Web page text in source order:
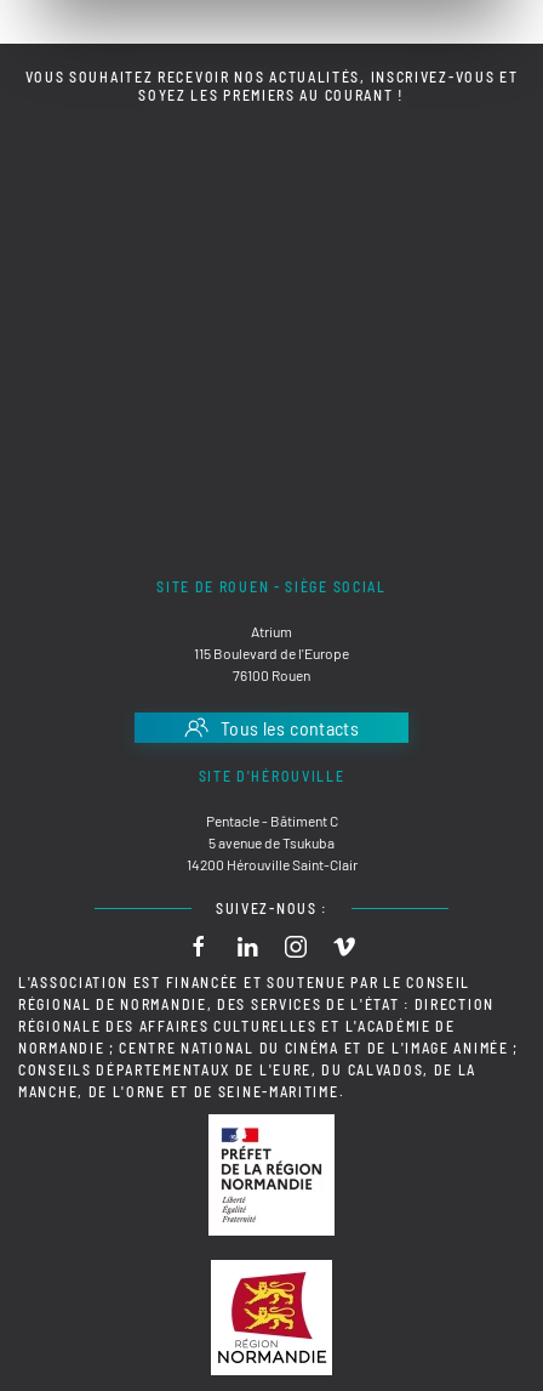
VOUS SOUHAITEZ RECEVOIR NOS ACTUALITÉS, INSCRIVEZ-VOUS ET
SOYEZ LES PREMIERS AU COURANT !
SITE DE ROUEN - SIÈGE SOCIAL
Atrium
115 Boulevard de l'Europe
76100 Rouen
Tous les contacts
SITE D'HÉROUVILLE
Pentacle - Bâtiment C
5 avenue de Tsukuba
14200 Hérouville Saint-Clair
SUIVEZ-NOUS :
L'ASSOCIATION EST FINANCÉE ET SOUTENUE PAR LE CONSEIL
RÉGIONAL DE NORMANDIE, DES SERVICES DE L'ÉTAT : DIRECTION
RÉGIONALE DES AFFAIRES CULTURELLES ET L'ACADÉMIE DE
NORMANDIE ; CENTRE NATIONAL DU CINÉMA ET DE L'IMAGE ANIMÉE ;
CONSEILS DÉPARTEMENTAUX DE L'EURE, DU CALVADOS, DE LA
MANCHE, DE L'ORNE ET DE SEINE-MARITIME.